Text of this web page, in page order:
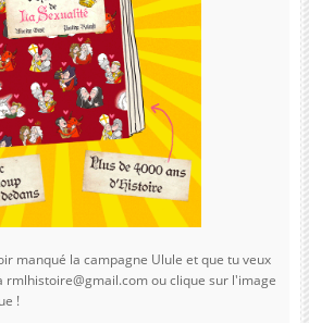
manqué la campagne Ulule et que tu veux
rmlhistoire@gmail.com ou clique sur l'image
!